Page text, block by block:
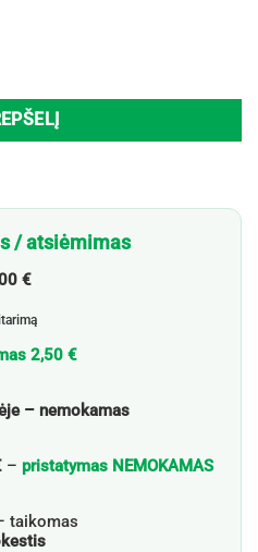
/ atsiėmimas
€
2,50 €
– nemokamas
– pristatymas NEMOKAMAS
taikomas